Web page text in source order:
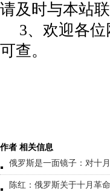
请及时与本站
3、欢迎各
可查。
作者 相关信息
俄罗斯是一面镜子：对十
陈红：俄罗斯关于十月革